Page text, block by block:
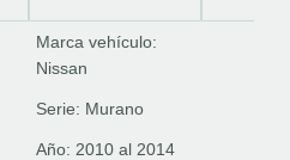
Marca vehículo:
Nissan
Serie: Murano
Año: 2010 al 2014